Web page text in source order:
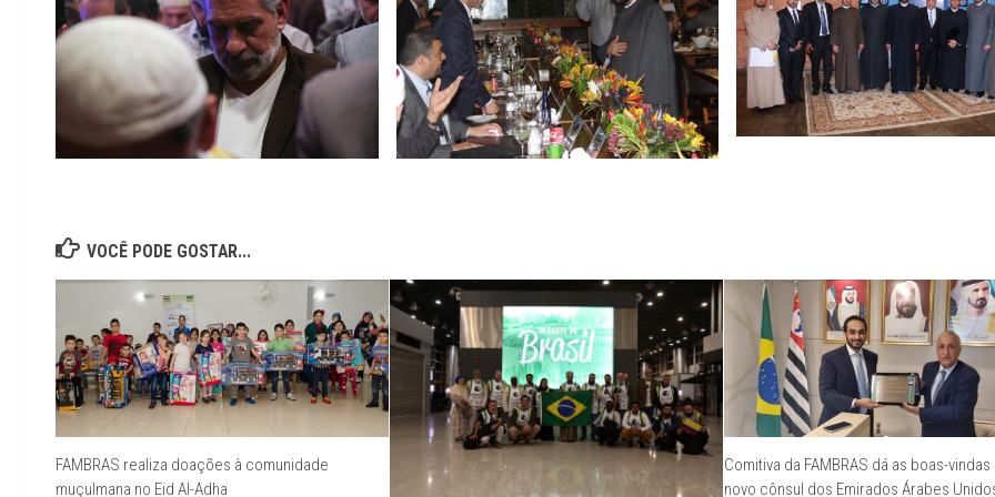
VOCÊ PODE GOSTAR...
FAMBRAS realiza doações à comunidade
muçulmana no Eid Al-Adha
Comitiva da FAMBRAS dá as boas-vindas
novo cônsul dos Emirados Árabes